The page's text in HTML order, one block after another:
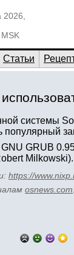
2026,
Статьи
системы
популярный
GRUB
Milkowski).
https://
osnews.com